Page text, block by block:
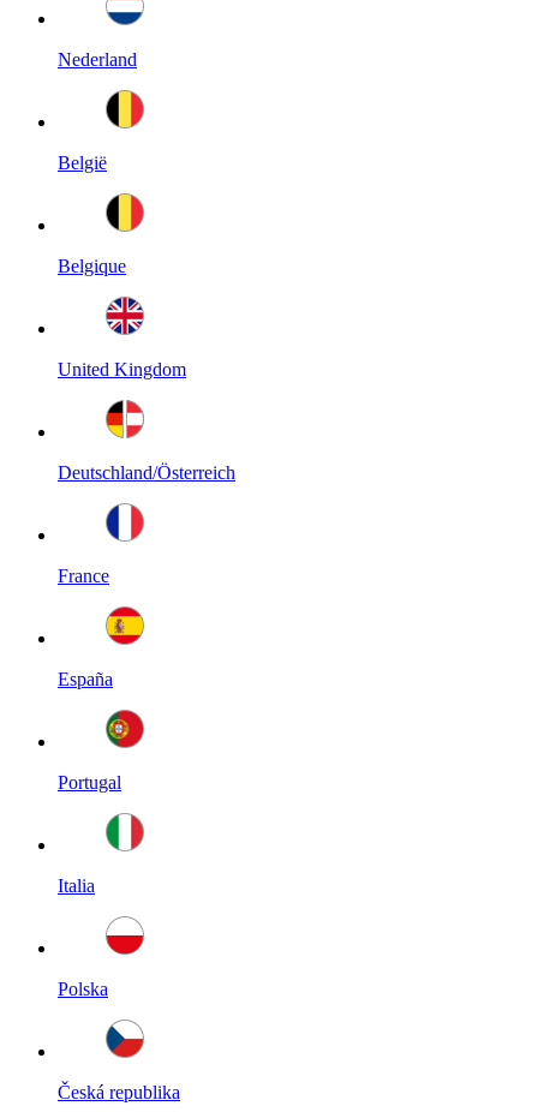
Nederland
België
Belgique
United Kingdom
Deutschland/Österreich
France
España
Portugal
Italia
Polska
Česká republika